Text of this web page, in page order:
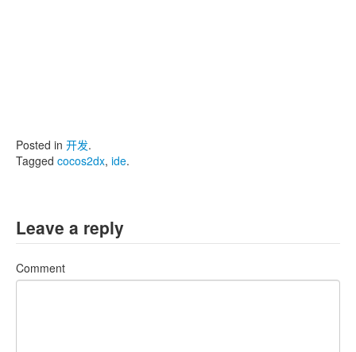
Posted in 开发.
Tagged cocos2dx, ide.
Leave a reply
Comment